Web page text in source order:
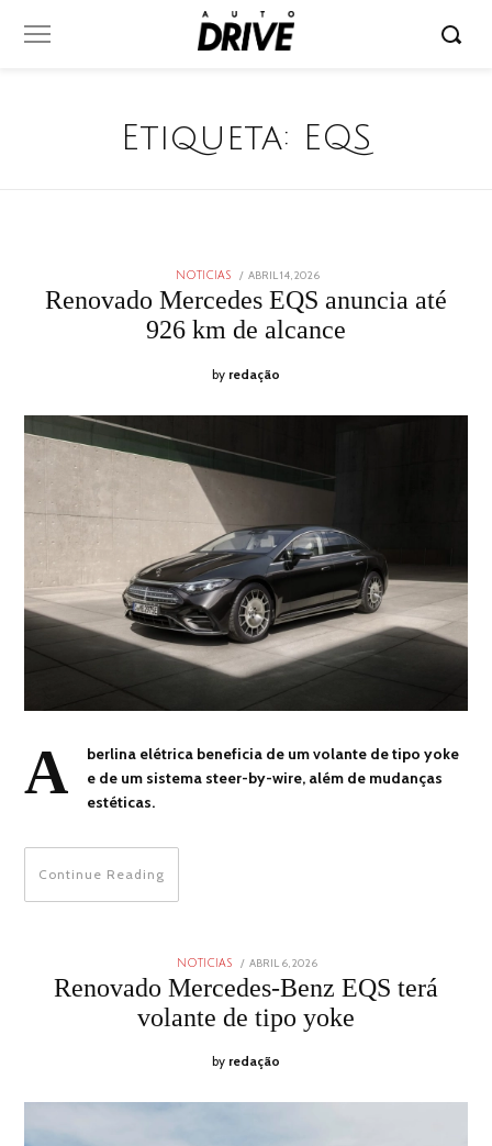
Etiqueta: EQS
NOTICIAS
POSTED
ABRIL 14, 2026ABRIL
2026
Renovado Mercedes EQS anuncia até
926 km de alcance
by redação
A
berlina elétrica beneficia de um volante de tipo yoke
e de um sistema steer-by-wire, além de mudanças
estéticas.
Continue Reading
NOTICIAS
POSTED
ON
ABRIL 6, 2026
2026
Renovado Mercedes-Benz EQS terá
volante de tipo yoke
by redação